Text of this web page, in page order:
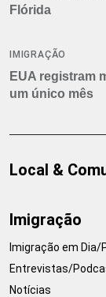
Flórida
IMIGRAÇÃO
EUA registram
um único mês
Local &
Imigração
Imigração em
Entrevistas/
Notícias